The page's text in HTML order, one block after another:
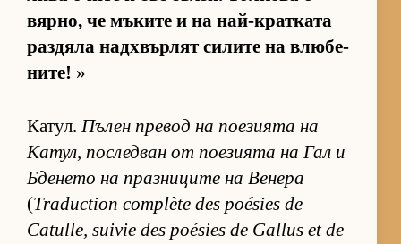
вяр­но, че мъ­ките и на най-крат­ката
раз­дяла над­х­вър­лят си­лите на влю­бе­
ни­те! »
Ка­тул. Пъ­лен пре­вод на по­е­зи­ята на
Ка­тул, пос­лед­ван от по­е­зи­ята на Гал и
Бде­нето на праз­ни­ците на Ве­нера
(Traduction complète des poésies de
Catulle, suivie des poésies de Gallus et de